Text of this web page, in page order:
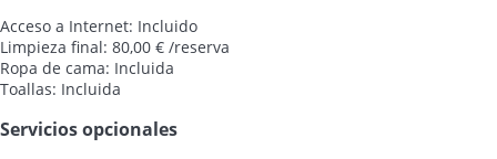
Acceso a Internet: Incluido
Limpieza final: 80,00 € /reserva
Ropa de cama: Incluida
Toallas: Incluida
Servicios opcionales